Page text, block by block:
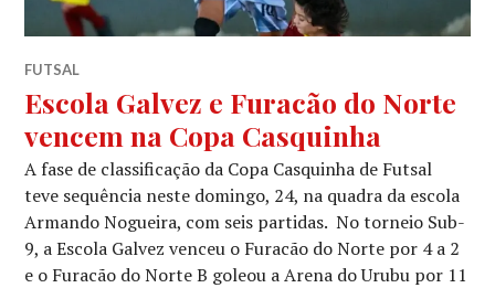
FUTSAL
Escola Galvez e Furacão do Norte
vencem na Copa Casquinha
A fase de classificação da Copa Casquinha de Futsal
teve sequência neste domingo, 24, na quadra da escola
Armando Nogueira, com seis partidas. No torneio Sub-
9, a Escola Galvez venceu o Furacão do Norte por 4 a 2
e o Furacão do Norte B goleou a Arena do Urubu por 11